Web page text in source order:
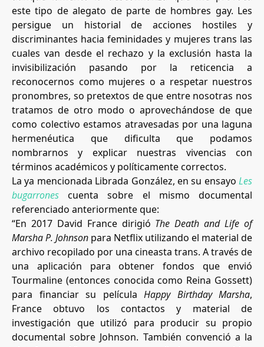
este tipo de alegato de parte de hombres gay. Les
persigue un historial de acciones hostiles y
discriminantes hacia feminidades y mujeres trans las
cuales van desde el rechazo y la exclusión hasta la
invisibilización pasando por la reticencia a
reconocernos como mujeres o a respetar nuestros
pronombres, so pretextos de que entre nosotras nos
tratamos de otro modo o aprovechándose de que
como colectivo estamos atravesadas por una laguna
hermenéutica que dificulta que podamos
nombrarnos y explicar nuestras vivencias con
términos académicos y políticamente correctos.
La ya mencionada Librada González, en su ensayo Les
bugarrones cuenta sobre el mismo documental
referenciado anteriormente que:
“En 2017 David France dirigió The Death and Life of
Marsha P. Johnson para Netflix utilizando el material de
archivo recopilado por una cineasta trans. A través de
una aplicación para obtener fondos que envió
Tourmaline (entonces conocida como Reina Gossett)
para financiar su película Happy Birthday Marsha,
France obtuvo los contactos y material de
investigación que utilizó para producir su propio
documental sobre Johnson. También convenció a la